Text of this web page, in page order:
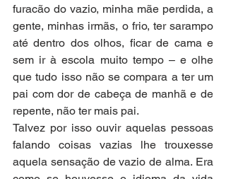
furacão do vazio, minha mãe perdida, a
gente, minhas irmãs, o frio, ter sarampo
até dentro dos olhos, ficar de cama e
sem ir à escola muito tempo – e olhe
que tudo isso não se compara a ter um
pai com dor de cabeça de manhã e de
repente, não ter mais pai.
Talvez por isso ouvir aquelas pessoas
falando coisas vazias lhe trouxesse
aquela sensação de vazio de alma. Era